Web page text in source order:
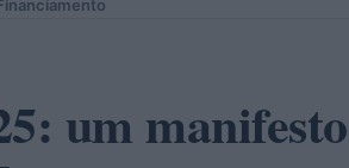
um manifesto